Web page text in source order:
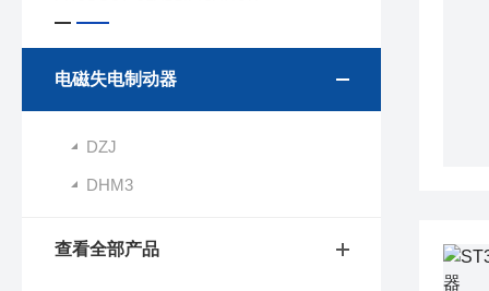
电磁失电制动器
DZJ
DHM3
查看全部产品